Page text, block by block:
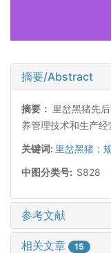
摘要/Abstract
摘要： 里岔黑猪先
养管理技术和生产
关键词: 里岔黑猪；
中图分类号: S828
参考文献
相关文章 15